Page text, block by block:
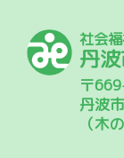
社会
丹
〒
丹波
（木